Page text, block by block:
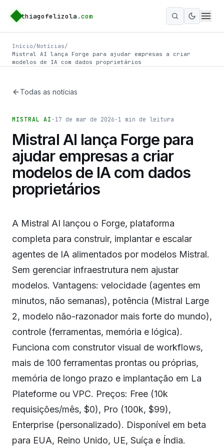
thiagofelizola .com
Ativar
Início/Notícias/
Mistral AI lança Forge para ajudar empresas a criar
modelos de IA com dados proprietários
Todas as notícias
MISTRAL AI · 17 de mar de 2026 · 1 min de leitura
Mistral AI lança Forge para
ajudar empresas a criar
modelos de IA com dados
proprietários
A Mistral AI lançou o Forge, plataforma
completa para construir, implantar e escalar
agentes de IA alimentados por modelos Mistral.
Sem gerenciar infraestrutura nem ajustar
modelos. Vantagens: velocidade (agentes em
minutos, não semanas), potência (Mistral Large
2, modelo não-razonador mais forte do mundo),
controle (ferramentas, memória e lógica).
Funciona com construtor visual de workflows,
mais de 100 ferramentas prontas ou próprias,
memória de longo prazo e implantação em La
Plateforme ou VPC. Preços: Free (10k
requisições/mês, $0), Pro (100k, $99),
Enterprise (personalizado). Disponível em beta
para EUA, Reino Unido, UE, Suíça e Índia.